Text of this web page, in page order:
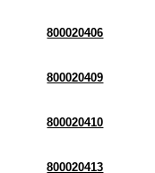
800020406
800020409
800020410
800020413